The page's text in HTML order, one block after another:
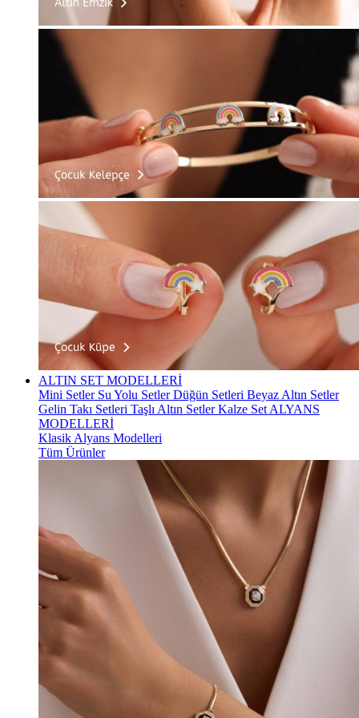
ALTIN SET MODELLERİ
Mini Setler Su Yolu SetlerDüğün Setleri Beyaz Altın Setler
Gelin Takı Setleri Taşlı Altın SetlerKalze Set ALYANS
MODELLERİ
Klasik Alyans Modelleri
Tüm Ürünler